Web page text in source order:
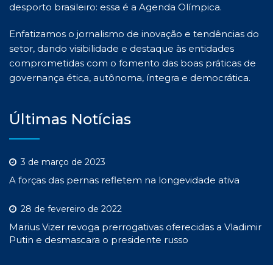
desporto brasileiro: essa é a Agenda Olímpica.
Enfatizamos o jornalismo de inovação e tendências do
setor, dando visibilidade e destaque às entidades
comprometidas com o fomento das boas práticas de
governança ética, autônoma, íntegra e democrática.
Últimas Notícias
3 de março de 2023
A forças das pernas refletem na longevidade ativa
28 de fevereiro de 2022
Marius Vizer revoga prerrogativas oferecidas a Vladimir
Putin e desmascara o presidente russo